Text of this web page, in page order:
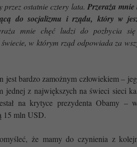
przez ostatnie cztery lata. Przeraża
do socjalizmu i rządu, który w
mnie chęć ludzi do pozbycia
w którym rząd odpowiada za
jest bardzo zamożnym człowiekiem –
jednej z największych na świeci sieci
na krytyce prezydenta Obamy –
15 mln USD.
że mamy do czynienia z